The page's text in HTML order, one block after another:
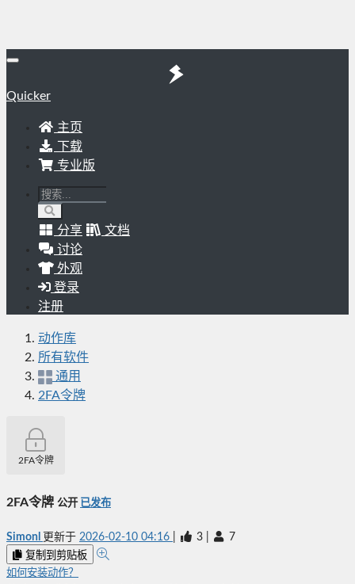
Quicker
主页
下载
专业版
分享
文档
讨论
外观
登录
注册
动作库
所有软件
通用
2FA令牌
2FA令牌
2FA令牌 公开 已发布
Simonl 更新于 2026-02-10 04:16 3 7
复制到剪贴板
如何安装动作？